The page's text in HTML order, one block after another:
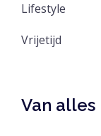
Lifestyle
Vrijetijd
Van alles